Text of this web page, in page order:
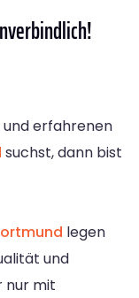
und erfahrenen
suchst, dann bist
legen
und
nur mit